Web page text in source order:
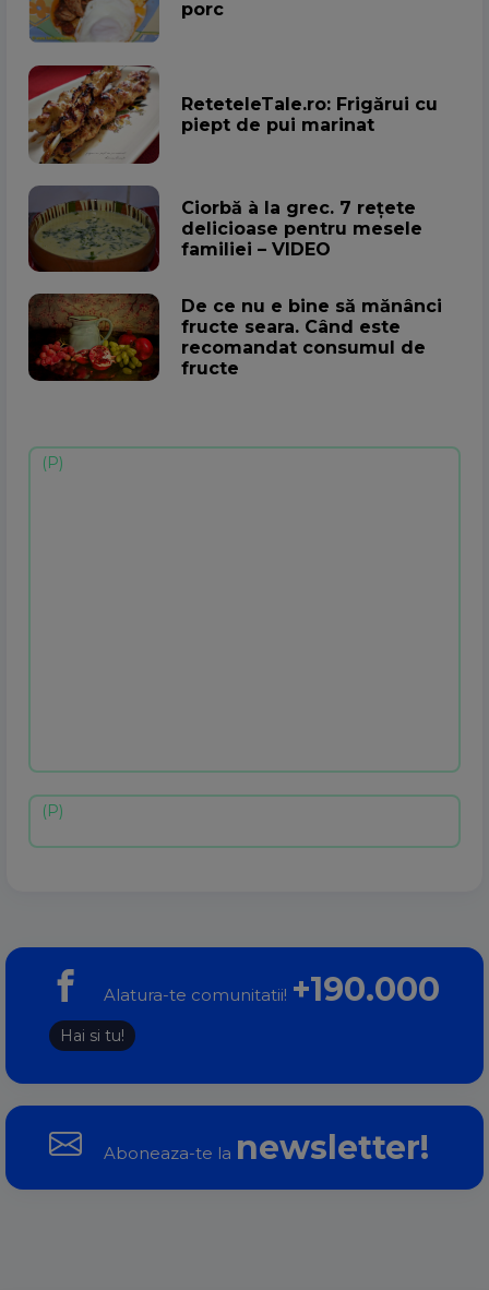
porc
ReteteleTale.ro: Frigărui cu
piept de pui marinat
Ciorbă à la grec. 7 rețete
delicioase pentru mesele
familiei – VIDEO
De ce nu e bine să mănânci
fructe seara. Când este
recomandat consumul de
fructe
Alatura-te comunitatii! +190.000
Hai si tu!
Aboneaza-te la newsletter!